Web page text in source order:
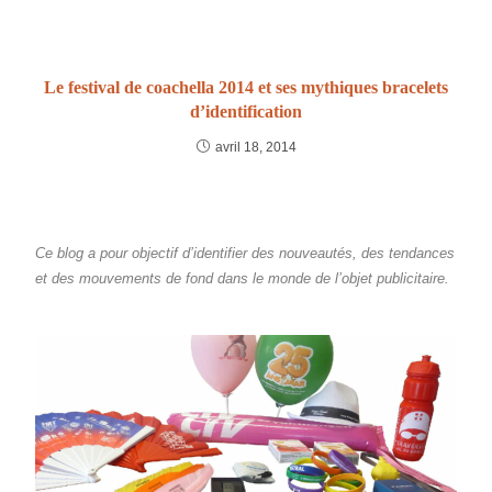
Le festival de coachella 2014 et ses mythiques bracelets
d’identification
avril 18, 2014
Ce blog a pour objectif d’identifier des nouveautés, des tendances
et des mouvements de fond dans le monde de l’objet publicitaire.